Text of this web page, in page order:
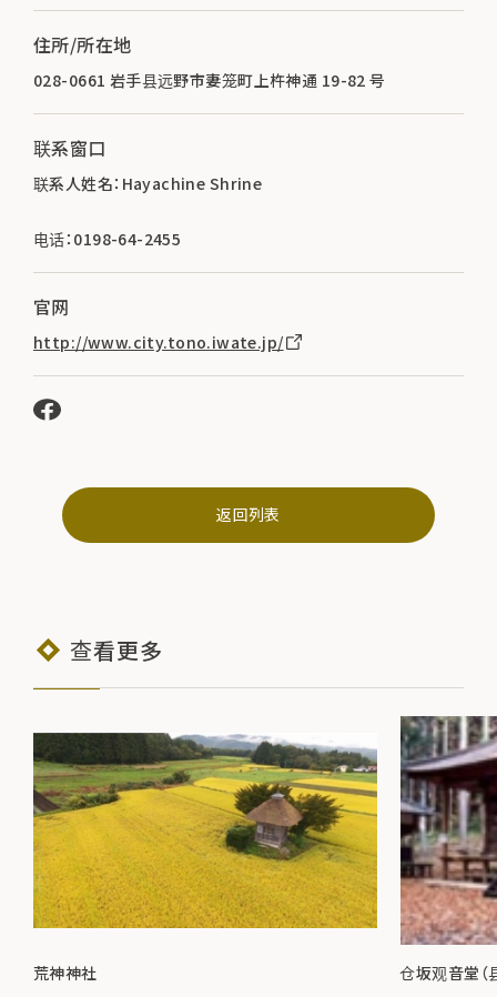
住所/所在地
028-0661 岩手县远野市妻笼町上杵神通 19-82 号
联系窗口
联系人姓名：Hayachine Shrine
电话：0198-64-2455
官网
http://www.city.tono.iwate.jp/
返回列表
查看更多
荒神神社 仓坂观音堂（